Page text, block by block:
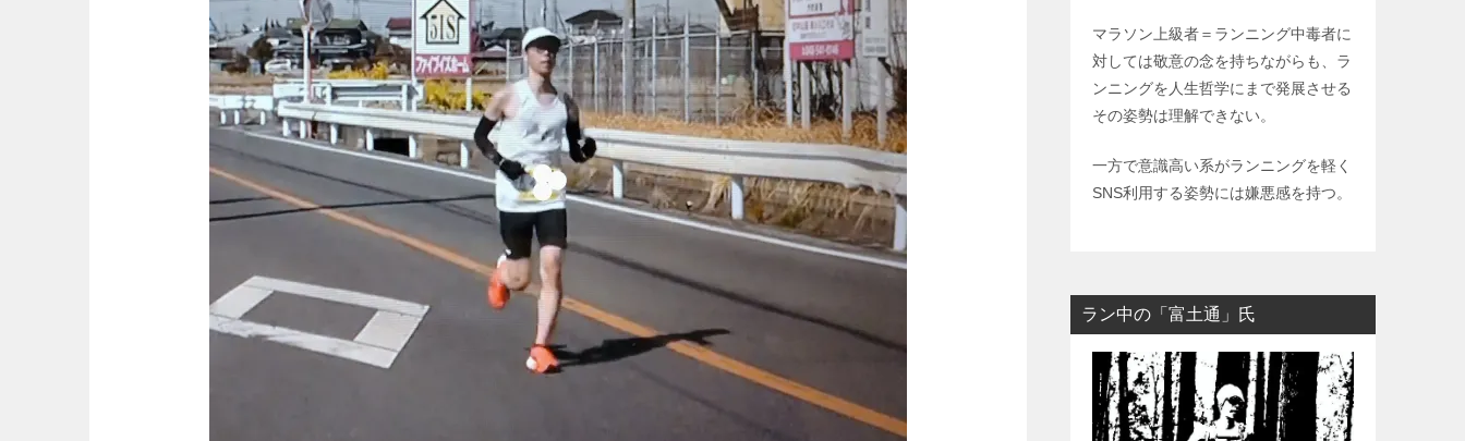
マラソン上級者＝ランニング中毒者に
対しては敬意の念を持ちながらも、ラ
ンニングを人生哲学にまで発展させる
その姿勢は理解できない。
一方で意識高い系がランニングを軽く
SNS利用する姿勢には嫌悪感を持つ。
ラン中の「富土通」氏